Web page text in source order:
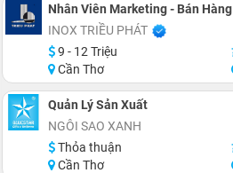
Nhân Viên Marketing - Bán Hàng
INOX TRIỀU PHÁT
9 - 12 Triệu
Cần Thơ
Quản Lý Sản Xuất
NGÔI SAO XANH
Thỏa thuận
Cần Thơ